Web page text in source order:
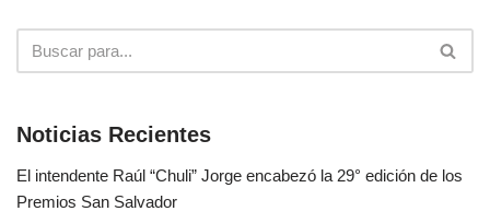
Noticias Recientes
El intendente Raúl “Chuli” Jorge encabezó la 29° edición de los
Premios San Salvador